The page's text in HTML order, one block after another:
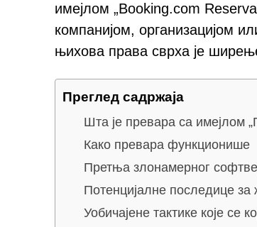
имејлом „Booking.com
компанијом, организацијом
њихова права сврха је
Преглед садржаја
Шта је превара са имејлом
Како превара функционише
Претња злонамерног
Потенцијалне последице за
Уобичајене тактике које се